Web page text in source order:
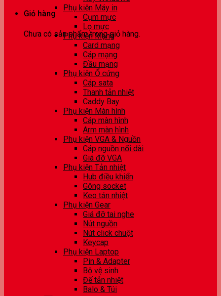
Giỏ hàng
Chưa có sản phẩm trong giỏ hàng.
Phụ kiện Máy in
Cụm mực
Lọ mực
Phụ kiện Mạng
Card mạng
Cáp mạng
Đầu mạng
Phụ kiện Ổ cứng
Cáp sata
Thanh tản nhiệt
Caddy Bay
Phụ kiện Màn hình
Cáp màn hình
Arm màn hình
Phụ kiện VGA & Nguồn
Cáp nguồn nối dài
Giá đỡ VGA
Phụ kiện Tản nhiệt
Hub điều khiển
Gông socket
Keo tản nhiệt
Phụ kiện Gear
Giá đỡ tai nghe
Nút nguồn
Nút click chuột
Keycap
Phụ kiện Laptop
Pin & Adapter
Bộ vệ sinh
Đế tản nhiệt
Balo & Túi